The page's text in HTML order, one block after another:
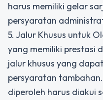
harus memiliki gelar
persyaratan
5. Jalur Khusus untuk
yang memiliki prestasi
jalur khusus yang
persyaratan
diperoleh harus diakui